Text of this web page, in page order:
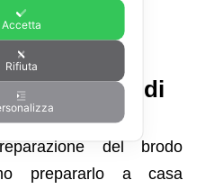
della zuppa di
del brodo
prepararlo a casa
Accetta
Rifiuta